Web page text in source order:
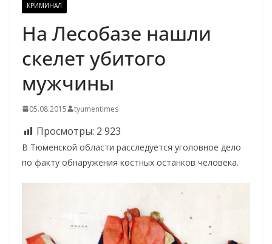
КРИМИНАЛ
На Лесобазе нашли
скелет убитого
мужчины
05.08.2015 tyumentimes
Просмотры: 2 923
В Тюменской области расследуется уголовное дело
по факту обнаружения костных останков человека.